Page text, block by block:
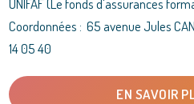
UNIFAF (Le fonds d'assurances
Coordonnées : 65 avenue Jules
14 05 40
EN SAVOIR